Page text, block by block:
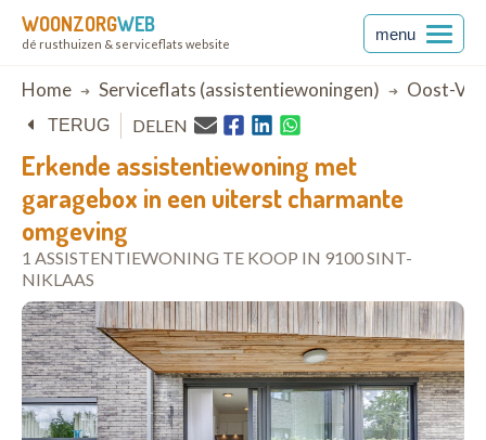
WOONZORGWEB
dé rusthuizen & serviceflats website
menu
Breadcrumb
Home Serviceflats (assistentiewoningen) Oost-
Erkende assistentiewoning met
garagebox in een uiterst charmante
omgeving
1 ASSISTENTIEWONING TE KOOP IN 9100 SINT-
NIKLAAS
TERUG DELEN
open in Google Maps